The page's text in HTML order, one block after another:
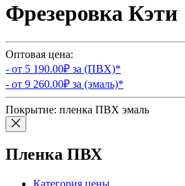
Фрезеровка Кэти
Оптовая цена:
- от 5 190.00₽ за (ПВХ)*
- от 9 260.00₽ за (эмаль)*
Покрытие: пленка ПВХ эмаль
Пленка ПВХ